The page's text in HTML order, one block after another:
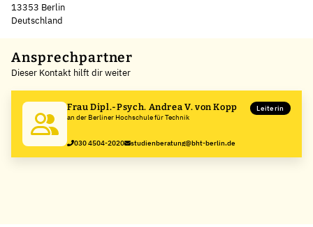
13353 Berlin
Deutschland
+
−
Ansprechpartner
Dieser Kontakt hilft dir weiter
Frau Dipl.-Psych. Andrea V. von Kopp
an der Berliner Hochschule für Technik
Leiterin
030 4504-2020 studienberatung@bht-berlin.de